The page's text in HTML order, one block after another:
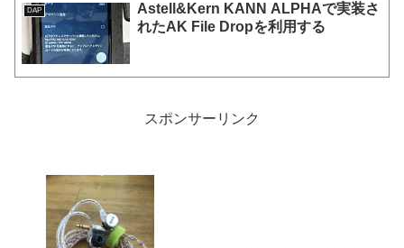
DAP
Astell&Kern KANN ALPHAで実装さ
れたAK File Dropを利用する
スポンサーリンク